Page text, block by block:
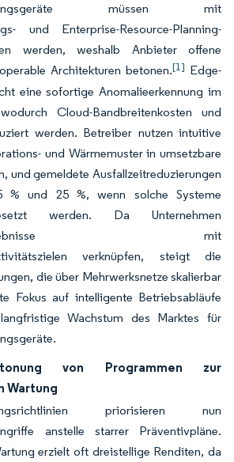
müssen mit
und Enterprise-Resource-Planning-
werden, weshalb Anbieter offene
Architekturen betonen.[1] Edge-
eine sofortige Anomalieerkennung im
Cloud-Bandbreitenkosten und
werden. Betreiber nutzen intuitive
und Wärmemuster in umsetzbare
und gemeldete Ausfallzeitreduzierungen
% und 25 %, wenn solche Systeme
werden. Da Unternehmen
mit
verknüpfen, steigt die
die über Mehrwerksnetze skalierbar
Fokus auf intelligente Betriebsabläufe
Wachstum des Marktes für
von Programmen zur
Wartung
priorisieren nun
anstelle starrer Präventivpläne.
erzielt oft dreistellige Renditen, da